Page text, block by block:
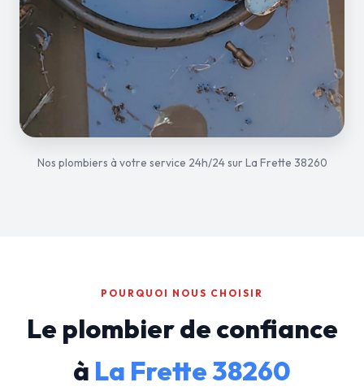
Nos plombiers à votre service 24h/24 sur La Frette 38260
POURQUOI NOUS CHOISIR
Le plombier de confiance
à La Frette 38260